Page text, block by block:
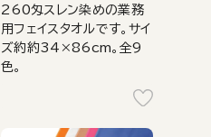
260匁スレン染めの業務
用フェイスタオルです。サイ
ズ約約34×86cm。全9
色。